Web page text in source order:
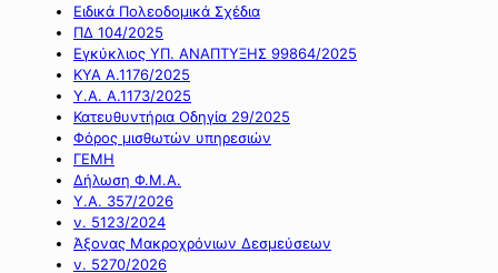
Ειδικά Πολεοδομικά Σχέδια
ΠΔ 104/2025
Εγκύκλιος ΥΠ. ΑΝΑΠΤΥΞΗΣ 99864/2025
ΚΥΑ Α.1176/2025
Υ.Α. Α.1173/2025
Κατευθυντήρια Οδηγία 29/2025
Φόρος μισθωτών υπηρεσιών
ΓΕΜΗ
Δήλωση Φ.Μ.Α.
Υ.Α. 357/2026
ν. 5123/2024
Άξονας Μακροχρόνιων Δεσμεύσεων
ν. 5270/2026